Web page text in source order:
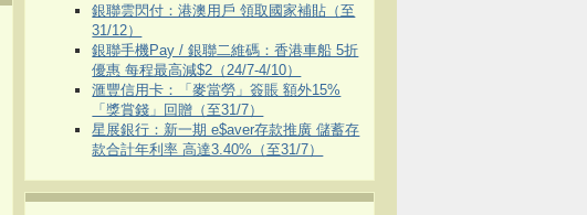
銀聯雲閃付：港澳用戶 領取國家補貼（至
31/12）
銀聯手機Pay / 銀聯二維碼：香港車船 5折
優惠 每程最高減$2（24/7-4/10）
滙豐信用卡：「麥當勞」簽賬 額外15%
「獎賞錢」回贈（至31/7）
星展銀行：新一期 e$aver存款推廣 儲蓄存
款合計年利率 高達3.40%（至31/7）